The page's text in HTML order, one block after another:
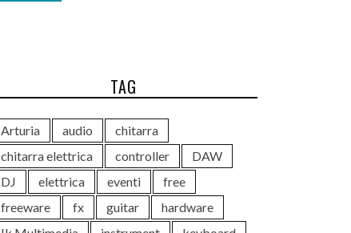
TAG
Arturia audio
chitarra
chitarra elettrica
controller
DAW
DJ
elettrica eventi
free
freeware
fx guitar
hardware